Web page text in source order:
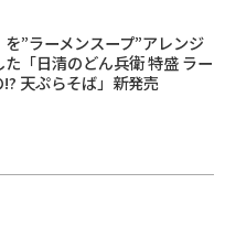
を”ラーメンスープ”アレンジ
た「日清のどん兵衛 特盛 ラー
!? 天ぷらそば」新発売